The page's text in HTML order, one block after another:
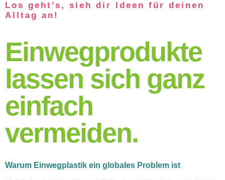
Los geht’s, sieh dir Ideen für deinen
Alltag an!
Einwegprodukte
lassen sich ganz
einfach
vermeiden.
Warum Einwegplastik ein globales Problem ist